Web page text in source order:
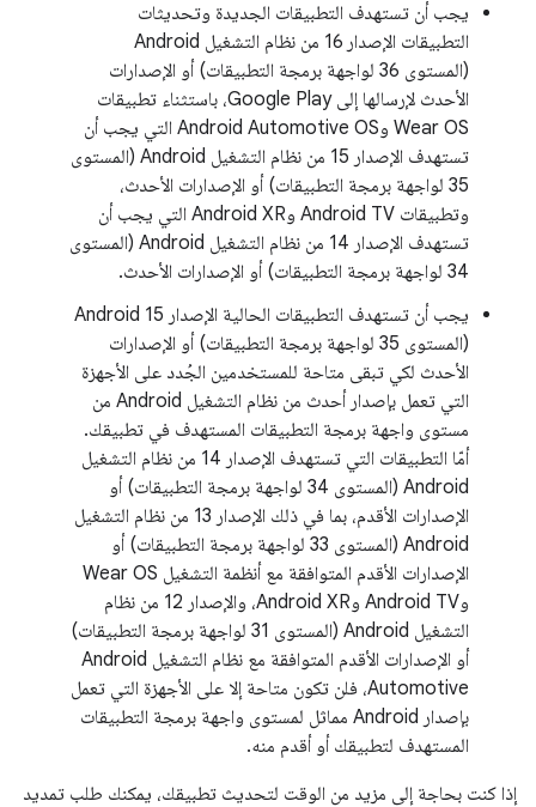
يجب أن تستهدف التطبيقات الجديدة وتحديثات
التطبيقات الإصدار 16 من نظام التشغيل Android
(المستوى 36 لواجهة برمجة التطبيقات) أو الإصدارات
الأحدث لإرسالها إلى Google Play، باستثناء تطبيقات
Wear OS وAndroid Automotive OS التي يجب أن
تستهدف الإصدار 15 من نظام التشغيل Android (المستوى
35 لواجهة برمجة التطبيقات) أو الإصدارات الأحدث،
وتطبيقات Android TV وAndroid XR التي يجب أن
تستهدف الإصدار 14 من نظام التشغيل Android (المستوى
34 لواجهة برمجة التطبيقات) أو الإصدارات الأحدث.
يجب أن تستهدف التطبيقات الحالية الإصدار Android 15
(المستوى 35 لواجهة برمجة التطبيقات) أو الإصدارات
الأحدث لكي تبقى متاحة للمستخدمين الجُدد على الأجهزة
التي تعمل بإصدار أحدث من نظام التشغيل Android من
مستوى واجهة برمجة التطبيقات المستهدف في تطبيقك.
أمّا التطبيقات التي تستهدف الإصدار 14 من نظام التشغيل
Android (المستوى 34 لواجهة برمجة التطبيقات) أو
الإصدارات الأقدم، بما في ذلك الإصدار 13 من نظام التشغيل
Android (المستوى 33 لواجهة برمجة التطبيقات) أو
الإصدارات الأقدم المتوافقة مع أنظمة التشغيل Wear OS
وAndroid TV وAndroid XR، والإصدار 12 من نظام
التشغيل Android (المستوى 31 لواجهة برمجة التطبيقات)
أو الإصدارات الأقدم المتوافقة مع نظام التشغيل Android
Automotive، فلن تكون متاحة إلا على الأجهزة التي تعمل
بإصدار Android مماثل لمستوى واجهة برمجة التطبيقات
المستهدف لتطبيقك أو أقدم منه.
إذا كنت بحاجة إلى مزيد من الوقت لتحديث تطبيقك، يمكنك طلب تمديد